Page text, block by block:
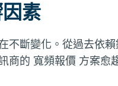
素
不斷變化。從過去依
商的 寬頻報價 方案愈